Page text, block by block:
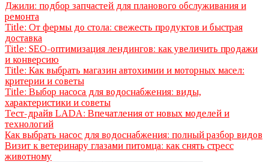
Джили: подбор запчастей для планового обслуживания и
ремонта
Title: От фермы до стола: свежесть продуктов и быстрая
доставка
Title: SEO-оптимизация лендингов: как увеличить продажи
и конверсию
Title: Как выбрать магазин автохимии и моторных масел:
критерии и советы
Title: Выбор насоса для водоснабжения: виды,
характеристики и советы
Тест-драйв LADA: Впечатления от новых моделей и
технологий
Как выбрать насос для водоснабжения: полный разбор видов
Визит к ветеринару глазами питомца: как снять стресс
животному